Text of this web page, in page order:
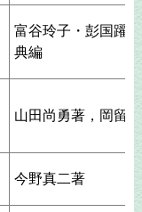
富谷玲子・彭国躍
典編
山田尚勇著，岡留
今野真二著